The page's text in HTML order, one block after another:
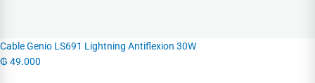
Cable Genio LS691 Lightning Antiflexion 30W
₲ 49.000